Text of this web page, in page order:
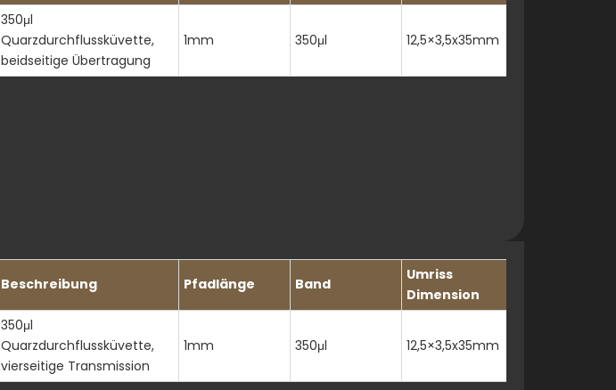
350μl
Quarzdurchflussküvette,
beidseitige Übertragung
1mm 350μl 12,5×3,5x35mm
Beschreibung Pfadlänge Band
Umriss
Dimension
350μl
Quarzdurchflussküvette,
vierseitige Transmission
1mm 350μl 12,5×3,5x35mm